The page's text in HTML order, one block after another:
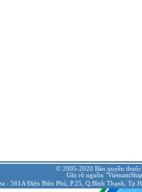
© 2005-2020 Bản quyền
Ghi rõ nguồn
- 561A Điện Biên Phủ, P.25, Q.Bình Thạnh,